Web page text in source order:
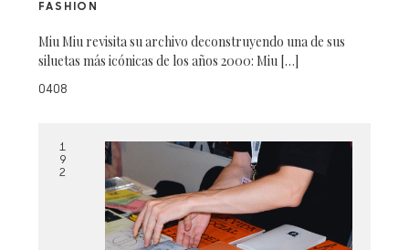
FASHION
Miu Miu revisita su archivo deconstruyendo una de sus
siluetas más icónicas de los años 2000: Miu […]
0408
1
9
2